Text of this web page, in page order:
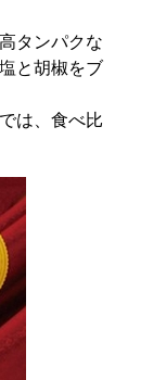
タンパクな
と胡椒をブ
は、食べ比